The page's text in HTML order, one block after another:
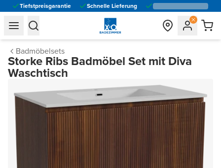
Tiefstpreisgarantie Schnelle Lieferung
general.navigation.toggle_menu.label
general.navigation.toggle_menu.label
Badmöbelsets
Storke Ribs Badmöbel Set mit Diva
Waschtisch